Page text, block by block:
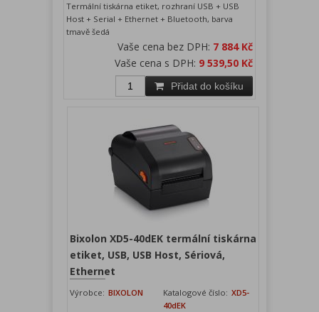
Termální tiskárna etiket, rozhraní USB + USB
Host + Serial + Ethernet + Bluetooth, barva
tmavě šedá
Vaše cena bez DPH: 7 884 Kč
Vaše cena s DPH: 9 539,50 Kč
Přidat do košíku
Bixolon XD5-40dEK termální tiskárna
etiket, USB, USB Host, Sériová,
Ethernet
Výrobce: BIXOLON Katalogové číslo: XD5-
40dEK